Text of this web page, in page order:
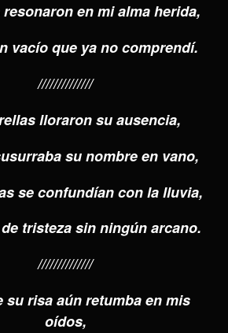
en mi alma herida,
vacío que ya no comprendí.
//////////////
lloraron su ausencia,
su nombre en vano,
se confundían con la lluvia,
tristeza sin ningún arcano.
//////////////
su risa aún retumba en mis
oídos,